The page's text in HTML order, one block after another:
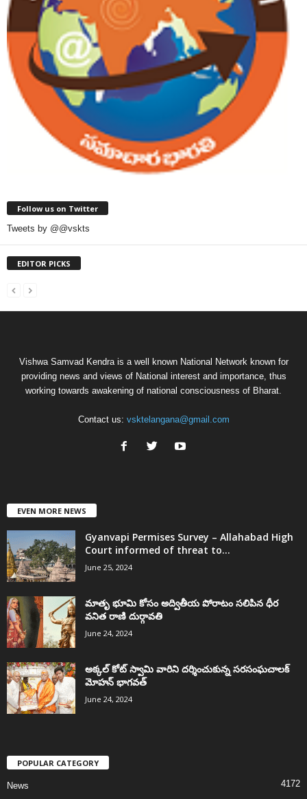
Follow us on Twitter
Tweets by @@vskts
EDITOR PICKS
Vishwa Samvad Kendra is a well known National Network known for
providing news and views of National interest and importance, thus
working towards awakening of national consciousness of Bharat.
Contact us: vsktelangana@gmail.com
EVEN MORE NEWS
Gyanvapi Permises Survey – Allahabad High
Court informed of threat to...
June 25, 2024
మాతృ భూమి కోసం అద్వితీయ పోరాటం సలిపిన ధీర
వనిత రాణి దుర్గావతి
June 24, 2024
అక్కల్‌ కోట్‌ స్వామి వారిని దర్శించుకున్న సరసంఘచాలక్
మోహన్ భాగవత్
June 24, 2024
POPULAR CATEGORY
News 4172